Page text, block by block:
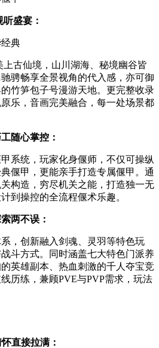
盛宴：
古仙境，山川湖海、秘境幽谷皆
骋畅享全景视角的代入感，亦可御
竹笋包子号漫游天地。更完整收录
乐，音画完美融合，每一处场景都
随心掌控：
系统，玩家化身偃师，不仅可操纵
偃甲，更能亲手打造专属偃甲。通
构造，穷尽机关之能，打造独一无
到操控的全流程偃术乐趣。
两不误：
，创新融入剑魂、灵羽等特色玩
斗方式。同时涵盖七大特色门派养
英雄副本、热血刺激的千人夺宝竞
历练，兼顾PVE与PVP需求，玩法
直接拉满：